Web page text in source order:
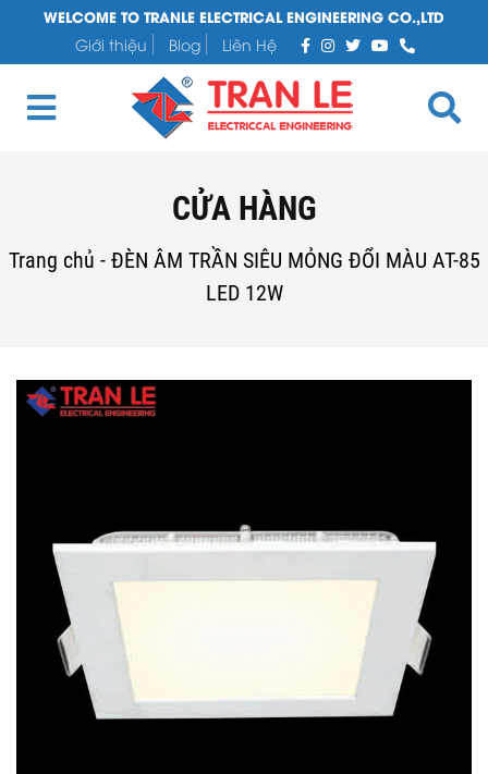
WELCOME TO TRANLE ELECTRICAL ENGINEERING CO.,LTD
Giới thiệu
Blog Liên Hệ
CỬA HÀNG
Trang chủ - ĐÈN ÂM TRẦN SIÊU MỎNG ĐỔI MÀU AT-85
LED 12W